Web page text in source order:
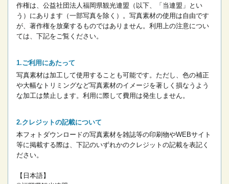
作権は、公益社団法人福岡県観光連盟（以下、「当連盟」とい
う）にあります（一部写真を除く）。写真素材の使用は自由です
が、著作権を放棄するものではありません。 利用上の注意につい
ては、下記をご覧ください。
ご利用にあたって
写真素材は加工して使用することも可能です。ただし、色の補正
や大幅なトリミングなど写真素材のイメージを著しく損なうよう
な加工は禁止します。 利用に際して費用は発生しません。
クレジットの記載について
本フォトダウンロードの写真素材を雑誌等の印刷物やWEBサイト
等に掲載する際は、下記のいずれかのクレジットの記載を表記く
ださい。
【日本語】